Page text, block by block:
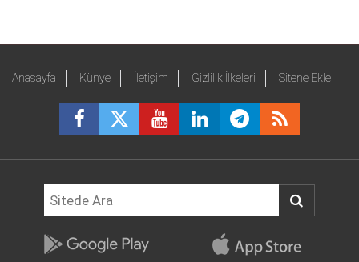
Anasayfa Künye İletişim Gizlilik İlkeleri Sitene Ekle